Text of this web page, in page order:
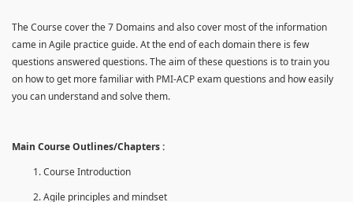
The Course cover the 7 Domains and also cover most of the information
came in Agile practice guide. At the end of each domain there is few
questions answered questions. The aim of these questions is to train you
on how to get more familiar with PMI-ACP exam questions and how easily
you can understand and solve them.
Main Course Outlines/Chapters :
Course Introduction
Agile principles and mindset